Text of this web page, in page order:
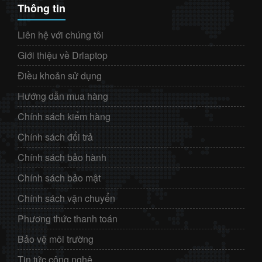
Thông tin
Liên hệ với chúng tôi
Giới thiệu về Drlaptop
Điều khoản sử dụng
Hướng dẫn mua hàng
Chính sách kiểm hàng
Chính sách đổi trả
Chính sách bảo hành
Chính sách bảo mật
Chính sách vận chuyển
Phương thức thanh toán
Bảo vệ môi trường